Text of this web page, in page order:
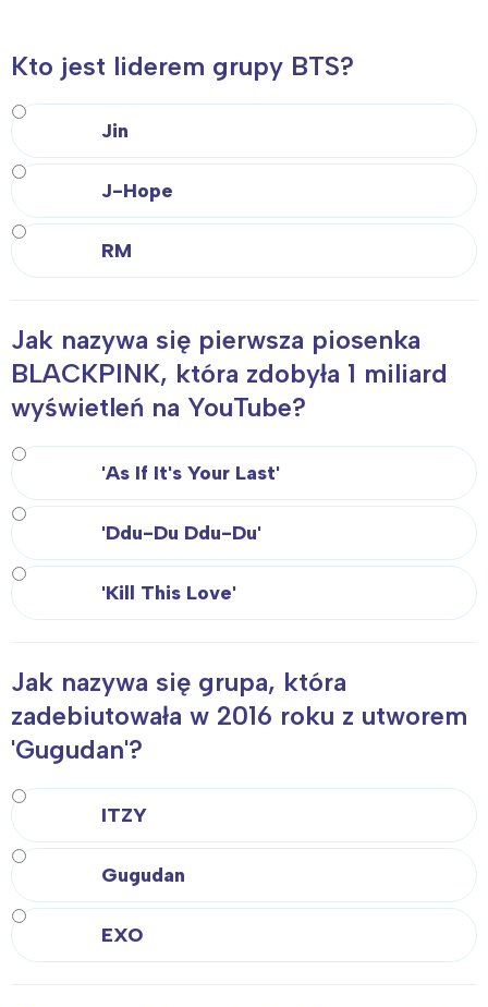
Kto jest liderem grupy BTS?
Jin
J-Hope
RM
Jak nazywa się pierwsza piosenka
BLACKPINK, która zdobyła 1 miliard
wyświetleń na YouTube?
'As If It's Your Last'
'Ddu-Du Ddu-Du'
'Kill This Love'
Jak nazywa się grupa, która
zadebiutowała w 2016 roku z utworem
'Gugudan'?
ITZY
Gugudan
EXO